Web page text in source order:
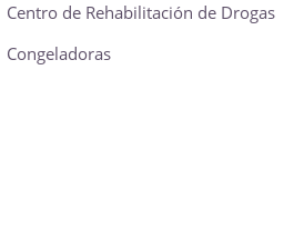
Centro de Rehabilitación de Drogas
Congeladoras